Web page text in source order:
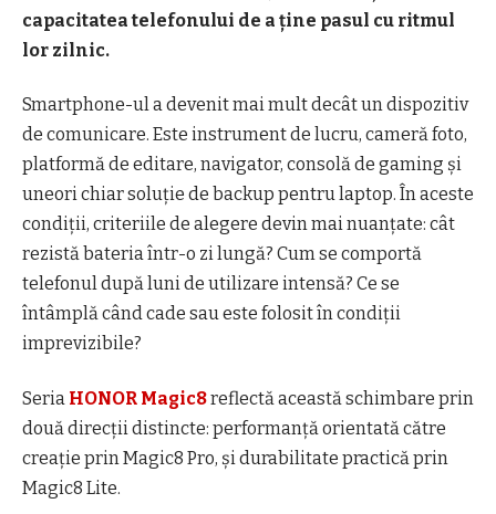
capacitatea telefonului de a ține pasul cu ritmul
lor zilnic.
Smartphone-ul a devenit mai mult decât un dispozitiv
de comunicare. Este instrument de lucru, cameră foto,
platformă de editare, navigator, consolă de gaming și
uneori chiar soluție de backup pentru laptop. În aceste
condiții, criteriile de alegere devin mai nuanțate: cât
rezistă bateria într-o zi lungă? Cum se comportă
telefonul după luni de utilizare intensă? Ce se
întâmplă când cade sau este folosit în condiții
imprevizibile?
Seria HONOR Magic8reflectă această schimbare prin
două direcții distincte: performanță orientată către
creație prin Magic8 Pro, și durabilitate practică prin
Magic8 Lite.